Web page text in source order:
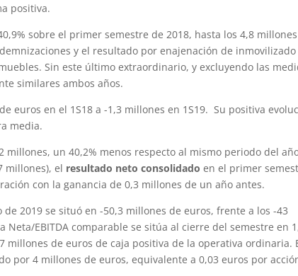
positiva.
sobre el primer semestre de 2018, hasta los 4,8
y el resultado por enajenación de
Sin este último extraordinario, y excluyendo las
similares ambos años.
euros en el 1S18 a -1,3 millones en 1S19. Su positiva
media.
un 40,2% menos respecto al mismo periodo del
millones), el resultado neto consolidadoen el primer
con la ganancia de 0,3 millones de un año antes.
de 2019 se situó en -50,3 millones de euros, frente a los -43
EBITDA comparable se sitúa al cierre del semestre en
millones de euros de caja positiva de la operativa ordinaria.
por 4 millones de euros, equivalente a 0,03 euros por